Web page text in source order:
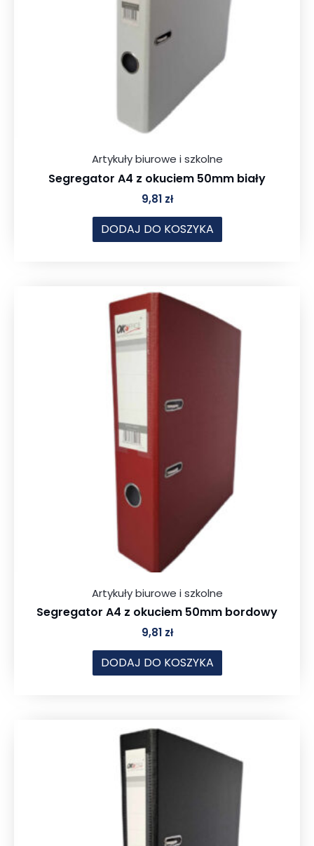
Artykuły biurowe i szkolne
Segregator A4 z okuciem 50mm biały
9,81 zł
DODAJ DO KOSZYKA
Artykuły biurowe i szkolne
Segregator A4 z okuciem 50mm bordowy
9,81 zł
DODAJ DO KOSZYKA